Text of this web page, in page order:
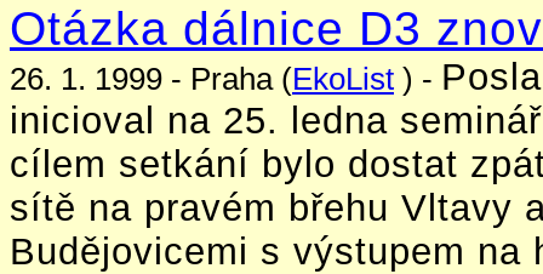
Otázka dálnice D3
26. 1. 1999 - Praha (EkoList ) -
inicioval na 25. ledna
cílem setkání bylo dostat
sítě na pravém břehu Vltavy
Budějovicemi s výstupem